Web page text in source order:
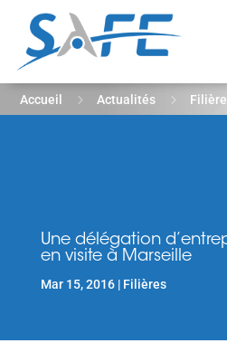
Accueil 5 Actualités 5
Une délégation
en visite à Marseille
Mar 15, 2016 Filières